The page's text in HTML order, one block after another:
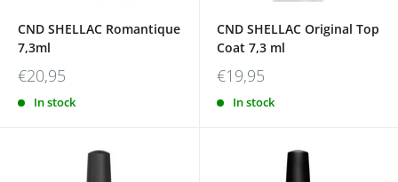
CND SHELLAC Romantique
7,3ml
€20,95
In stock
CND SHELLAC Original Top
Coat 7,3 ml
€19,95
In stock